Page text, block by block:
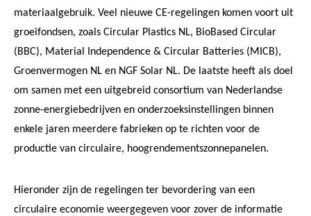
materiaalgebruik. Veel nieuwe CE-regelingen komen voort uit
groeifondsen, zoals Circular Plastics NL, BioBased Circular
(BBC), Material Independence & Circular Batteries (MICB),
Groenvermogen NL en NGF Solar NL. De laatste heeft als doel
om samen met een uitgebreid consortium van Nederlandse
zonne-energiebedrijven en onderzoeksinstellingen binnen
enkele jaren meerdere fabrieken op te richten voor de
productie van circulaire, hoogrendementszonnepanelen.
Hieronder zijn de regelingen ter bevordering van een
circulaire economie weergegeven voor zover de informatie